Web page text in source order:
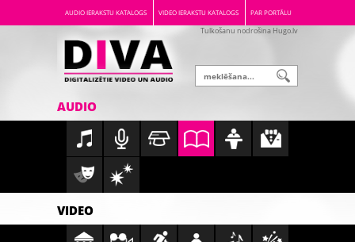
AUDIO IERAKSTU KATALOGS VIDEO IERAKSTU KATALOGS PAR PORTĀLU
Tulkošanu nodrošina Hugo.lv
AUDIO
VIDEO